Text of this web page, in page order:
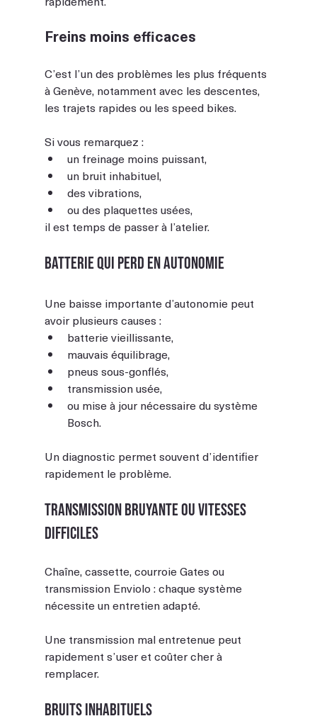
Freins moins efficaces
C’est l’un des problèmes les plus fréquents
à Genève, notamment avec les descentes,
les trajets rapides ou les speed bikes.
Si vous remarquez :
un freinage moins puissant,
un bruit inhabituel,
des vibrations,
ou des plaquettes usées,
il est temps de passer à l’atelier.
Batterie qui perd en autonomie
Une baisse importante d’autonomie peut
avoir plusieurs causes :
batterie vieillissante,
mauvais équilibrage,
pneus sous-gonflés,
transmission usée,
ou mise à jour nécessaire du système
Bosch.
Un diagnostic permet souvent d’identifier
rapidement le problème.
Transmission bruyante ou vitesses
difficiles
Chaîne, cassette, courroie Gates ou
transmission Enviolo : chaque système
nécessite un entretien adapté.
Une transmission mal entretenue peut
rapidement s’user et coûter cher à
remplacer.
Bruits inhabituels